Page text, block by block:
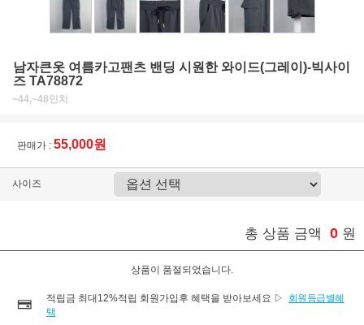
남자큰옷 여름카고팬츠 밴딩 시원한 와이드(그레이)-빅사이
즈 TA78872
~44,~48인치
판매가 : 55,000원
사이즈
총 상품 금액 0 원
상품이 품절되었습니다.
적립금 최대12%적립 회원가입후 혜택을 받아보세요 ▷
회원등급별혜
택